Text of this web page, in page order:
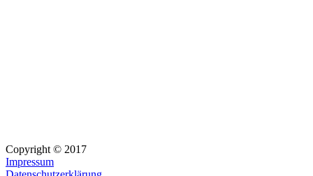
Copyright © 2017
Impressum